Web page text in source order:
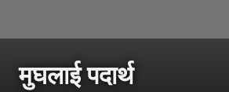
मुघलाई पदार्थ